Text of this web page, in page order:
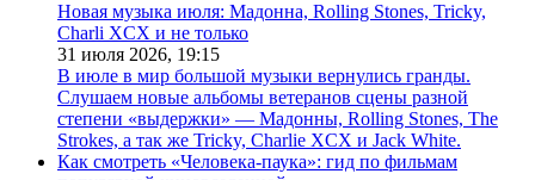
Новая музыка июля: Мадонна, Rolling Stones, Tricky,
Charli XCX и не только
31 июля 2026, 19:15
В июле в мир большой музыки вернулись гранды.
Слушаем новые альбомы ветеранов сцены разной
степени «выдержки» — Мадонны, Rolling Stones, The
Strokes, а так же Tricky, Charlie XCX и Jack White.
Как смотреть «Человека-паука»: гид по фильмам